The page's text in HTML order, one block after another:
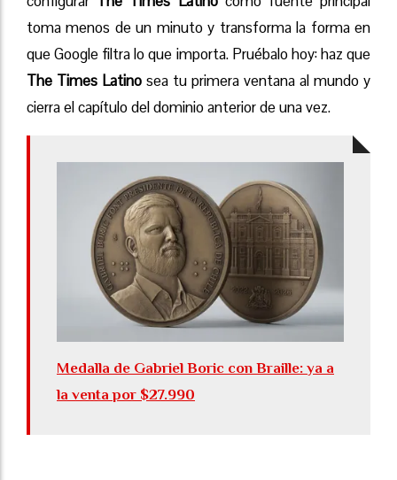
toma menos de un minuto y transforma la forma en
que Google filtra lo que importa. Pruébalo hoy: haz que
The Times Latino sea tu primera ventana al mundo y
cierra el capítulo del dominio anterior de una vez.
Medalla de Gabriel Boric con Braille: ya a
la venta por $27.990